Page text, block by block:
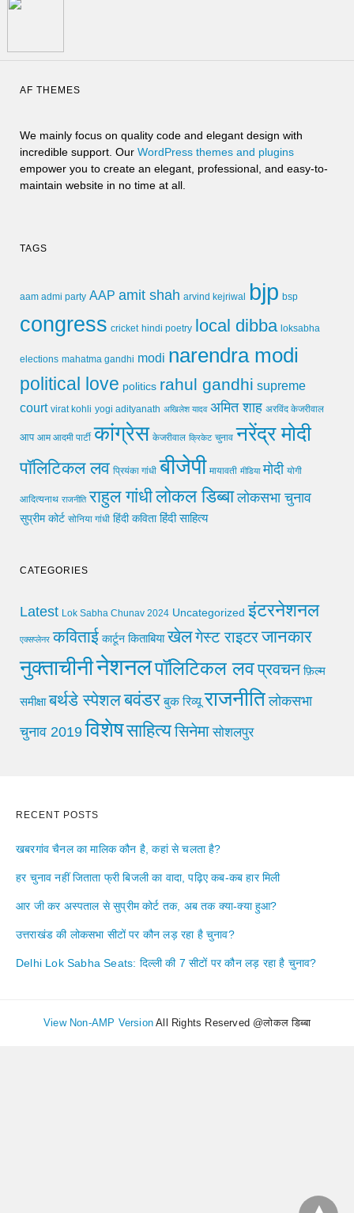
AF THEMES
We mainly focus on quality code and elegant design with
incredible support. Our WordPress themes and plugins
empower you to create an elegant, professional, and easy-to-
maintain website in no time at all.
TAGS
aam admi party AAP amit shah arvind kejriwal bjp bsp
congress cricket hindi poetry local dibba loksabha
elections mahatma gandhi modi narendra modi
political love politics rahul gandhi supreme
court virat kohli yogi adityanath अखिलेश यादव अमित शाह अरविंद केजरीवाल
आप आम आदमी पार्टी कांग्रेस केजरीवाल क्रिकेट चुनाव नरेंद्र मोदी
पॉलिटिकल लव प्रियंका गांधी बीजेपी मायावती मीडिया मोदी योगी
आदित्यनाथ राजनीति राहुल गांधीलोकल डिब्बा लोकसभा चुनाव
सुप्रीम कोर्ट सोनिया गांधी हिंदी कविता हिंदी साहित्य
CATEGORIES
Latest Lok Sabha Chunav 2024 Uncategorized इंटरनेशनल
एक्सप्लेनर कविताई कार्टून किताबिया खेलगेस्ट राइटरजानकार
नुक्ताचीनीनेशनलपॉलिटिकल लवप्रवचन फ़िल्म
समीक्षा बर्थडे स्पेशलबवंडर बुक रिव्यू राजनीति लोकसभा
चुनाव 2019 विशेषसाहित्यसिनेमा सोशलपुर
RECENT POSTS
खबरगांव चैनल का मालिक कौन है, कहां से चलता है?
हर चुनाव नहीं जिताता फ्री बिजली का वादा, पढ़िए कब-कब हार मिली
आर जी कर अस्पताल से सुप्रीम कोर्ट तक, अब तक क्या-क्या हुआ?
उत्तराखंड की लोकसभा सीटों पर कौन लड़ रहा है चुनाव?
Delhi Lok Sabha Seats: दिल्ली की 7 सीटों पर कौन लड़ रहा है चुनाव?
View Non-AMP Version All Rights Reserved @लोकल डिब्बा